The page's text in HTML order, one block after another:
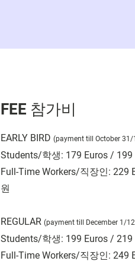
FEE 참가비
EARLY BIRD (payment till October 31/
Students/학생: 179 Euros /
Full-Time Workers/직장인: 229
원
REGULAR (payment till December 1/12
Students/학생: 199 Euros / 219
Full-Time Workers/직장인: 249